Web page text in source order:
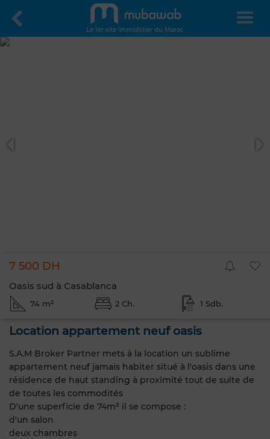
Le 1er site immobilier du Maroc
7 500 DH
Oasis sud à Casablanca
74 m² 2 Ch. 1 Sdb.
Location appartement neuf oasis
S.A.M Broker Partner mets à la location un sublime
appartement neuf jamais habiter situé à l'oasis dans une
résidence de haut standing à proximité tout de suite de
de toutes les commodités
D'une superficie de 74m² il se compose :
d'un salon
deux chambres